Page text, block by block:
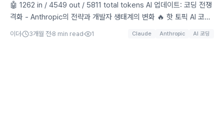
🤖 1262 in / 4549 out / 5811 total tokens AI 업데이트: 코딩 전쟁
격화 - Anthropic의 전략과 개발자 생태계의 변화 🔥 핫 토픽 AI 코딩
전쟁이 본격적으로 격화되고 있다 "The AI code wars are heating
이더 3개월 전 8 min read 1 Claude Anthropic AI 코딩